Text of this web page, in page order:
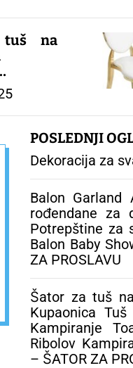
tuš na
za
Šator
Toalet
od kiše
Plaža
ZA
POSLEDNJI
Dekoracija za
Balon Garland
rođendane za
Potrepštine za
Balon Baby
ZA PROSLAVU
Šator za tuš
Kupaonica
Kampiranje
Ribolov
– ŠATOR ZA